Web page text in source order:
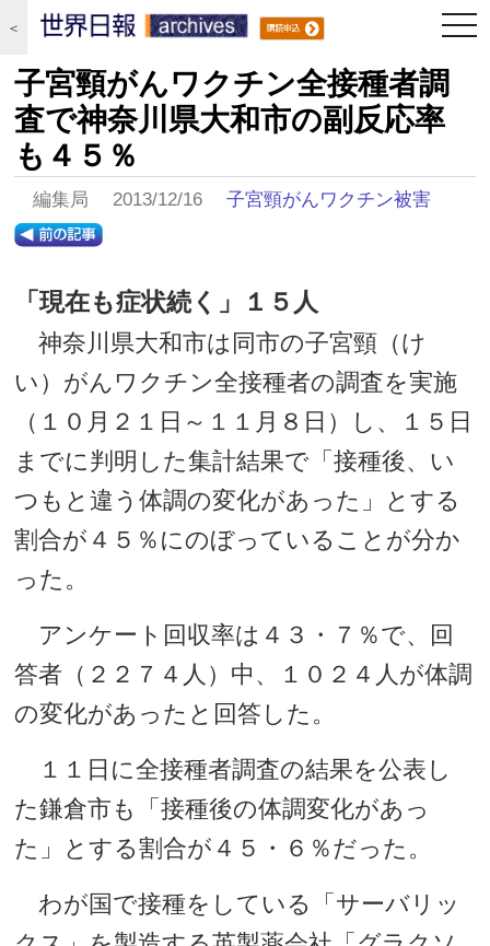
＜
子宮頸がんワクチン全接種者調
査で神奈川県大和市の副反応率
も４５％
編集局 2013/12/16子宮頸がんワクチン被害
「現在も症状続く」１５人
神奈川県大和市は同市の子宮頸（け
い）がんワクチン全接種者の調査を実施
（１０月２１日～１１月８日）し、１５日
までに判明した集計結果で「接種後、い
つもと違う体調の変化があった」とする
割合が４５％にのぼっていることが分か
った。
アンケート回収率は４３・７％で、回
答者（２２７４人）中、１０２４人が体調
の変化があったと回答した。
１１日に全接種者調査の結果を公表し
た鎌倉市も「接種後の体調変化があっ
た」とする割合が４５・６％だった。
わが国で接種をしている「サーバリッ